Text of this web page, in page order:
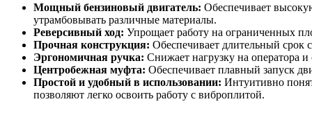
Мощный бензиновый двигатель: Обеспечивает
утрамбовывать различные материалы.
Реверсивный ход: Упрощает работу на ограниченных
Прочная конструкция: Обеспечивает длительный срок
Эргономичная ручка: Снижает нагрузку на оператора
Центробежная муфта: Обеспечивает плавный запуск
Простой и удобный в использовании: Интуитивно
позволяют легко освоить работу с виброплитой.